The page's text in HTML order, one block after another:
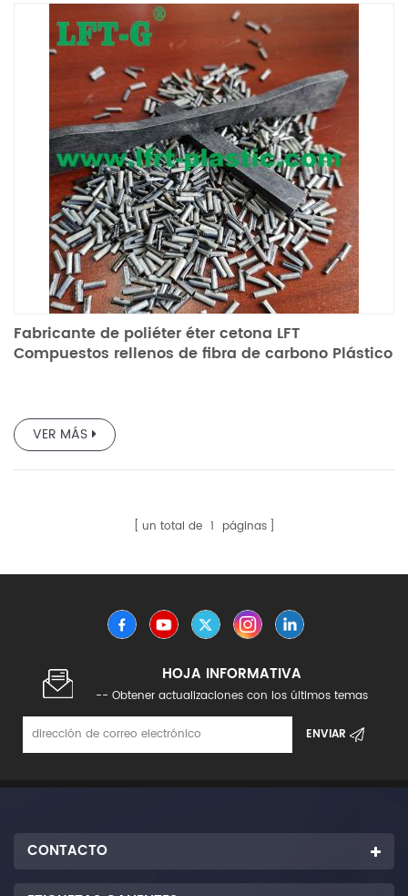
Fabricante de poliéter éter cetona LFT
Compuestos rellenos de fibra de carbono Plástico
VER MÁS
un total de 1 páginas
HOJA INFORMATIVA
-- Obtener actualizaciones con los últimos temas
CONTACTO